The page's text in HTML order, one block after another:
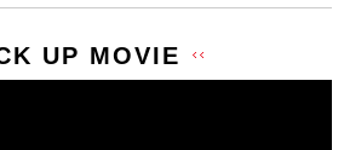
UP MOVIE